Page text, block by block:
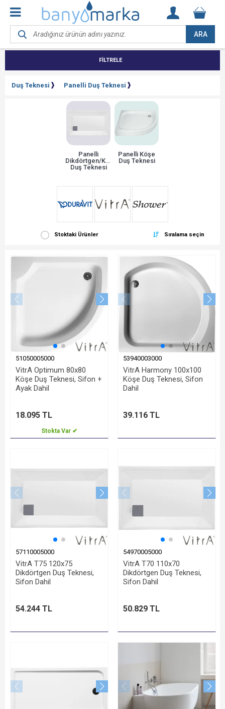
ARA
FİLTRELE
Duş Teknesi Panelli Duş Teknesi
Panelli
Dikdörtgen/Kare
Duş Teknesi
Panelli Köşe
Duş Teknesi
Stoktaki Ürünler Sıralama seçin
51050005000
VitrA Optimum 80x80
Köşe Duş Teknesi, Sifon +
Ayak Dahil
18.095 TL
Stokta Var ✔
53940003000
VitrA Harmony 100x100
Köşe Duş Teknesi, Sifon
Dahil
39.116 TL
57110005000
VitrA T75 120x75
Dikdörtgen Duş Teknesi,
Sifon Dahil
54.244 TL
54970005000
VitrA T70 110x70
Dikdörtgen Duş Teknesi,
Sifon Dahil
50.829 TL